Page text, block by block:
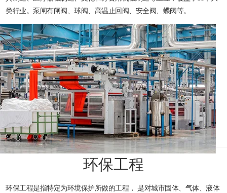
类行业。泵闸有闸阀、球阀、高温止回阀、安全阀、蝶阀等。
环保工程
环保工程是指特定为环境保护所做的工程， 是对城市固体、气体、液体